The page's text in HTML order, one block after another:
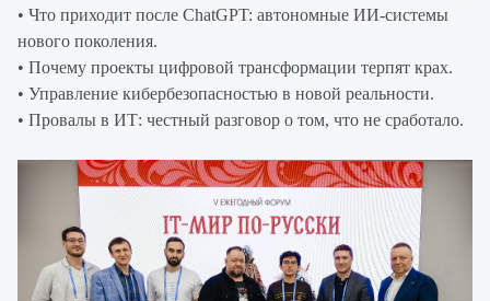
• Что приходит после ChatGPT: автономные ИИ-системы
нового поколения.
• Почему проекты цифровой трансформации терпят крах.
• Управление кибербезопасностью в новой реальности.
• Провалы в ИТ: честный разговор о том, что не сработало.